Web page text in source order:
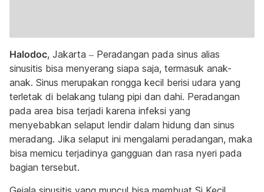
Halodoc, Jakarta – Peradangan pada sinus alias
sinusitis bisa menyerang siapa saja, termasuk anak-
anak. Sinus merupakan rongga kecil berisi udara yang
terletak di belakang tulang pipi dan dahi. Peradangan
pada area bisa terjadi karena infeksi yang
menyebabkan selaput lendir dalam hidung dan sinus
meradang. Jika selaput ini mengalami peradangan, maka
bisa memicu terjadinya gangguan dan rasa nyeri pada
bagian tersebut.